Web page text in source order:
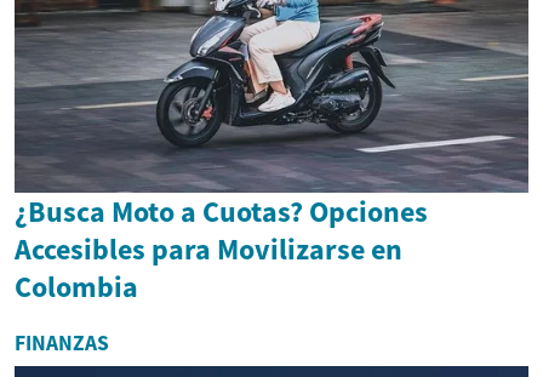
¿Busca Moto a Cuotas? Opciones
Accesibles para Movilizarse en
Colombia
FINANZAS